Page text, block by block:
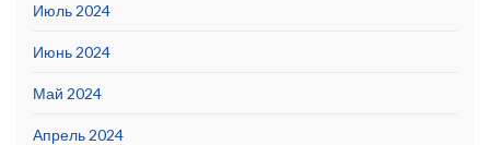
Июль 2024
Июнь 2024
Май 2024
Апрель 2024